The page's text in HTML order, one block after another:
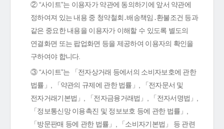
② “사이트”는 이용자가 약관에 동의하기에 앞서 약관에
정하여져 있는 내용 중 청약철회․배송책임․환불조건 등과
같은 중요한 내용을 이용자가 이해할 수 있도록 별도의
연결화면 또는 팝업화면 등을 제공하여 이용자의 확인을
구하여야 합니다.
③ “사이트”는 「전자상거래 등에서의 소비자보호에 관한
법률」, 「약관의 규제에 관한 법률」, 「전자문서 및
전자거래기본법」, 「전자금융거래법」, 「전자서명법」,
「정보통신망 이용촉진 및 정보보호 등에 관한 법률」,
「방문판매 등에 관한 법률」, 「소비자기본법」 등 관련